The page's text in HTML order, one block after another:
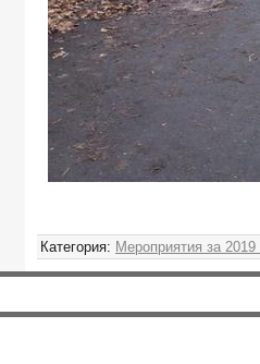
Категория: Мероприятия за 2019